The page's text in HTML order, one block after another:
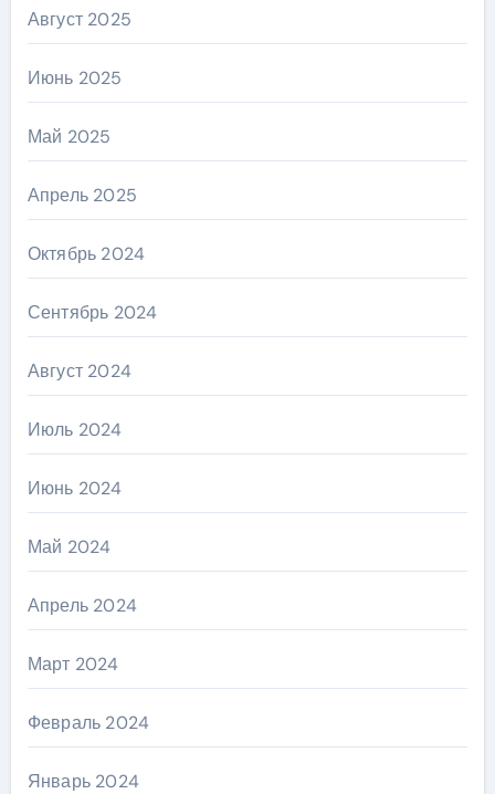
Август 2025
Июнь 2025
Май 2025
Апрель 2025
Октябрь 2024
Сентябрь 2024
Август 2024
Июль 2024
Июнь 2024
Май 2024
Апрель 2024
Март 2024
Февраль 2024
Январь 2024